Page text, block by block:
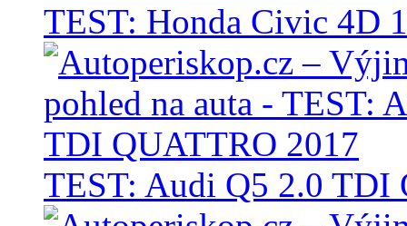
TEST: Honda Civic 4D
TEST: Audi Q5 2.0 TDI